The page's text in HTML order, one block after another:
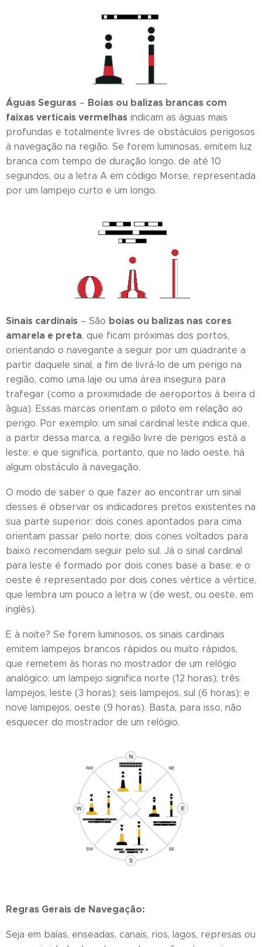
Águas Seguras – Boias ou balizas brancas com
faixas verticais vermelhas indicam as águas mais
profundas e totalmente livres de obstáculos perigosos
à navegação na região. Se forem luminosas, emitem luz
branca com tempo de duração longo, de até 10
segundos, ou a letra A em código Morse, representada
por um lampejo curto e um longo.
Sinais cardinais – São boias ou balizas nas cores
amarela e preta, que ficam próximas dos portos,
orientando o navegante a seguir por um quadrante a
partir daquele sinal, a fim de livrá-lo de um perigo na
região, como uma laje ou uma área insegura para
trafegar (como a proximidade de aeroportos à beira d
´água). Essas marcas orientam o piloto em relação ao
perigo. Por exemplo: um sinal cardinal leste indica que,
a partir dessa marca, a região livre de perigos está a
leste; e que significa, portanto, que no lado oeste, há
algum obstáculo à navegação.
O modo de saber o que fazer ao encontrar um sinal
desses é observar os indicadores pretos existentes na
sua parte superior: dois cones apontados para cima
orientam passar pelo norte; dois cones voltados para
baixo recomendam seguir pelo sul. Já o sinal cardinal
para leste é formado por dois cones base a base; e o
oeste é representado por dois cones vértice a vértice,
que lembra um pouco a letra w (de west, ou oeste, em
inglês).
E à noite? Se forem luminosos, os sinais cardinais
emitem lampejos brancos rápidos ou muito rápidos,
que remetem às horas no mostrador de um relógio
analógico: um lampejo significa norte (12 horas); três
lampejos, leste (3 horas); seis lampejos, sul (6 horas); e
nove lampejos, oeste (9 horas). Basta, para isso, não
esquecer do mostrador de um relógio.
Regras Gerais de Navegação:
Seja em baías, enseadas, canais, rios, lagos, represas ou